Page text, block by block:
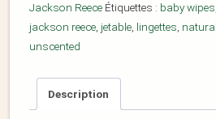
Jackson Reece Étiquettes : baby wipes
jackson reece, jetable, lingettes, natural
unscented
Description